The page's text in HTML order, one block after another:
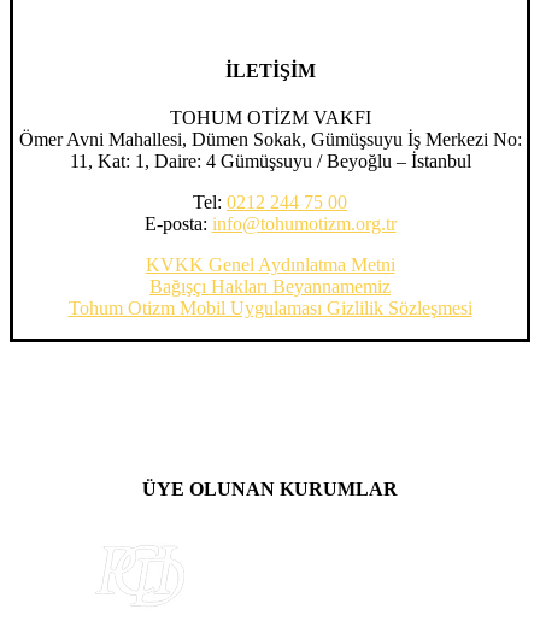
İLETİŞİM
TOHUM OTİZM VAKFI
Ömer Avni Mahallesi, Dümen Sokak, Gümüşsuyu İş Merkezi No:
11, Kat: 1, Daire: 4 Gümüşsuyu / Beyoğlu – İstanbul
Tel: 0212 244 75 00
E-posta: info@tohumotizm.org.tr
KVKK Genel Aydınlatma Metni
Bağışçı Hakları Beyannamemiz
Tohum Otizm Mobil Uygulaması Gizlilik Sözleşmesi
ÜYE OLUNAN KURUMLAR